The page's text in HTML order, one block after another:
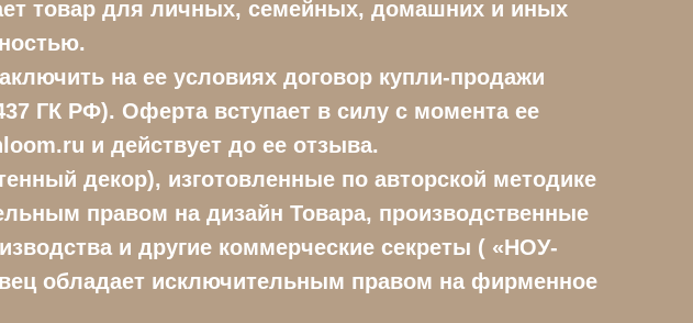
товар для личных, семейных, домашних и иных
на ее условиях договор купли-продажи
ГК РФ). Оферта вступает в силу с момента ее
и действует до ее отзыва.
декор), изготовленные по авторской методике
правом на дизайн Товара, производственные
и другие коммерческие секреты ( «НОУ-
обладает исключительным правом на фирменное